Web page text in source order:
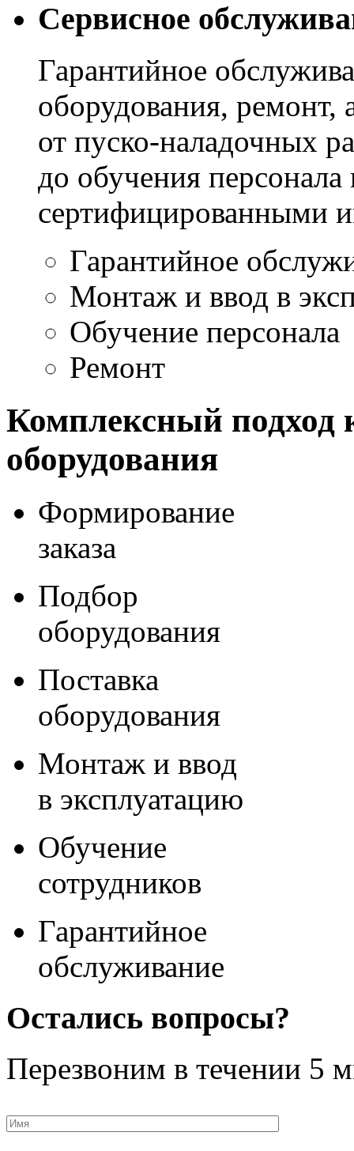
Сервисное
Гарантийное
оборудования, ремонт,
от пуско-наладочных
до обучения
сертифицированными
Гарантийное
Монтаж и ввод в
Обучение персонала
Ремонт
Комплексный подход
оборудования
Формирование
заказа
Подбор
оборудования
Поставка
оборудования
Монтаж и ввод
в эксплуатацию
Обучение
сотрудников
Гарантийное
обслуживание
Остались вопросы?
Перезвоним в течении 5